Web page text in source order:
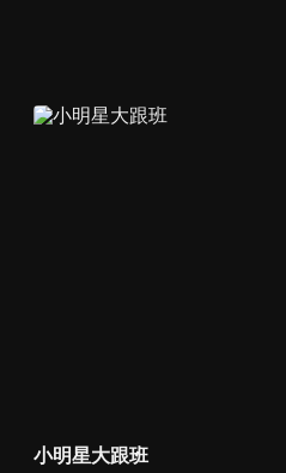
小明星大跟班